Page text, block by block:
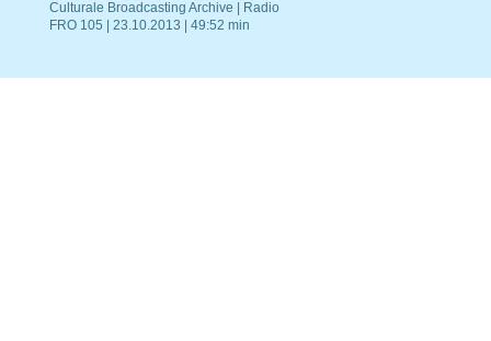
Culturale Broadcasting Archive | Radio
FRO 105 | 23.10.2013 | 49:52 min